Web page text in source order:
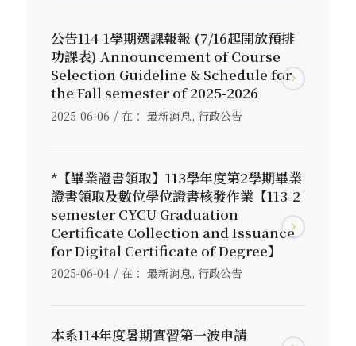
公告114-1學期選課報報 (7/16起開放預排
功課表) Announcement of Course
Selection Guideline & Schedule for
the Fall semester of 2025-2026
2025-06-06 / 在： 最新消息, 行政公告
*【畢業證書領取】113學年度第2學期畢業
證書領取及數位學位證書核發作業【113-2
semester CYCU Graduation
Certificate Collection and Issuance
for Digital Certificate of Degree】
2025-06-04 / 在： 最新消息, 行政公告
本系114年度暑期實習第一波申請